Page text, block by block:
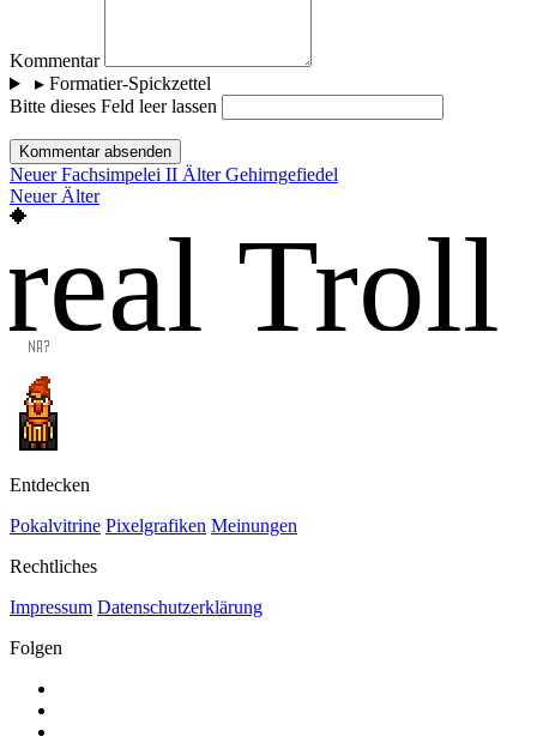
Kommentar
▸Formatier-Spickzettel
Bitte dieses Feld leer lassen
Kommentar absenden
Neuer Fachsimpelei II Älter Gehirngefiedel
Neuer Älter
real Troll
Entdecken
Pokalvitrine Pixelgrafiken Meinungen
Rechtliches
Impressum Datenschutzerklärung
Folgen